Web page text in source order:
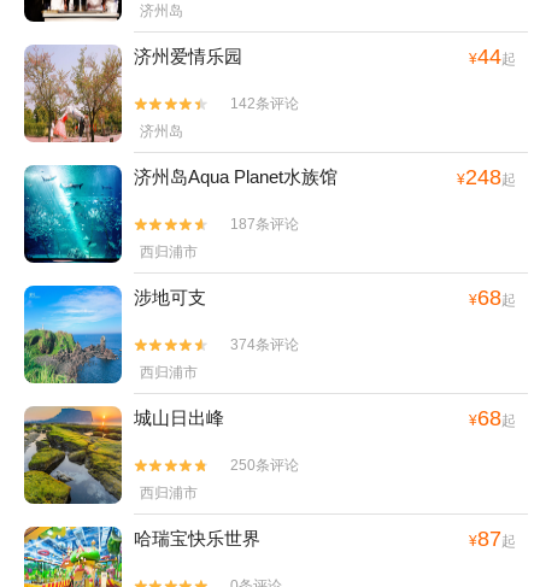
济州岛
济州爱情乐园 ¥44起


142条评论
济州岛
济州岛Aqua Planet水族馆 ¥248起


187条评论
西归浦市
涉地可支 ¥68起


374条评论
西归浦市
城山日出峰 ¥68起


250条评论
西归浦市
哈瑞宝快乐世界 ¥87起